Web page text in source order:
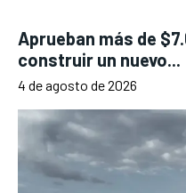
Aprueban más de
construir un nuevo...
4 de agosto de 2026